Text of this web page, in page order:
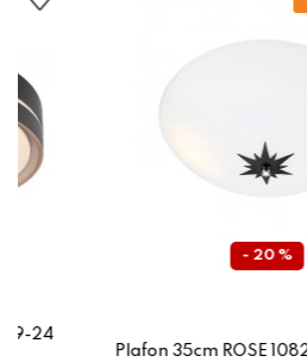
24
- 20 %
Plafon 35cm ROSE